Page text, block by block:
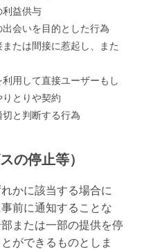
利益供与
会いを目的とした行為
たは間接に惹起し、また
用して直接ユーザーもし
りとりや契約
と判断する行為
の停止等）
かに該当する場合に
前に通知することな
または一部の提供を停
ができるものとしま